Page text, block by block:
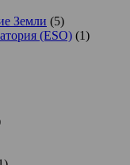
Земли (5)
(ESO) (1)